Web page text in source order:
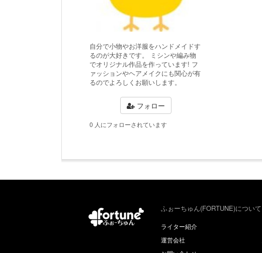
自分で小物やお洋服をハンドメイドす
るのが大好きです。 ミシンや編み物
でオリジナル作品を作っています! フ
ァッションやヘアメイクにも関心が有
るのでよろしくお願いします。
フォロー
0 人にフォローされています
ふぉーちゅん(FORTUNE)について
ライター紹介
運営会社